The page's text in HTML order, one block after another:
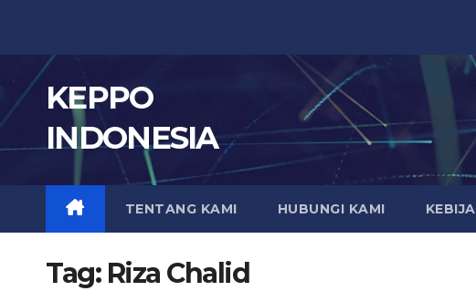
content
KEPPO
INDONESIA
TENTANG KAMI HUBUNGI KAMI
Tag: Riza Chalid